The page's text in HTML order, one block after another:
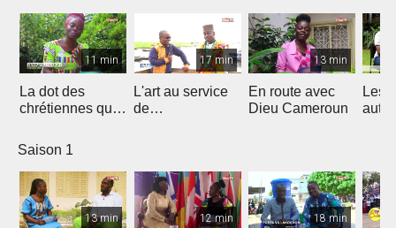
11 min
La dot des
chrétiennes qui
17 min
L'art au service
de
13 min
En route avec
Dieu Cameroun
Les
Saison 1
13 min 12 min 18 min